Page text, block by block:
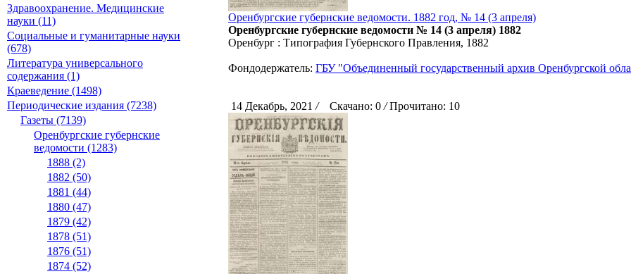
Здравоохранение. Медицинские
науки (11)
Социальные и гуманитарные науки
(678)
Литература универсального
содержания (1)
Краеведение (1498)
Периодические издания (7238)
Газеты (7139)
Оренбургские губернские
ведомости (1283)
1888 (2)
1882 (50)
1881 (44)
1880 (47)
1879 (42)
1878 (51)
1876 (51)
1874 (52)
Оренбургские губернские ведомости. 1882 год, № 14 (3 апреля)
Оренбургские губернские ведомости № 14 (3 апреля) 1882
Оренбург : Типография Губернского Правления, 1882
Фондодержатель: ГБУ "Объединенный государственный архив Оренбургской
14 Декабрь, 2021 /Скачано: 0 /Прочитано: 10